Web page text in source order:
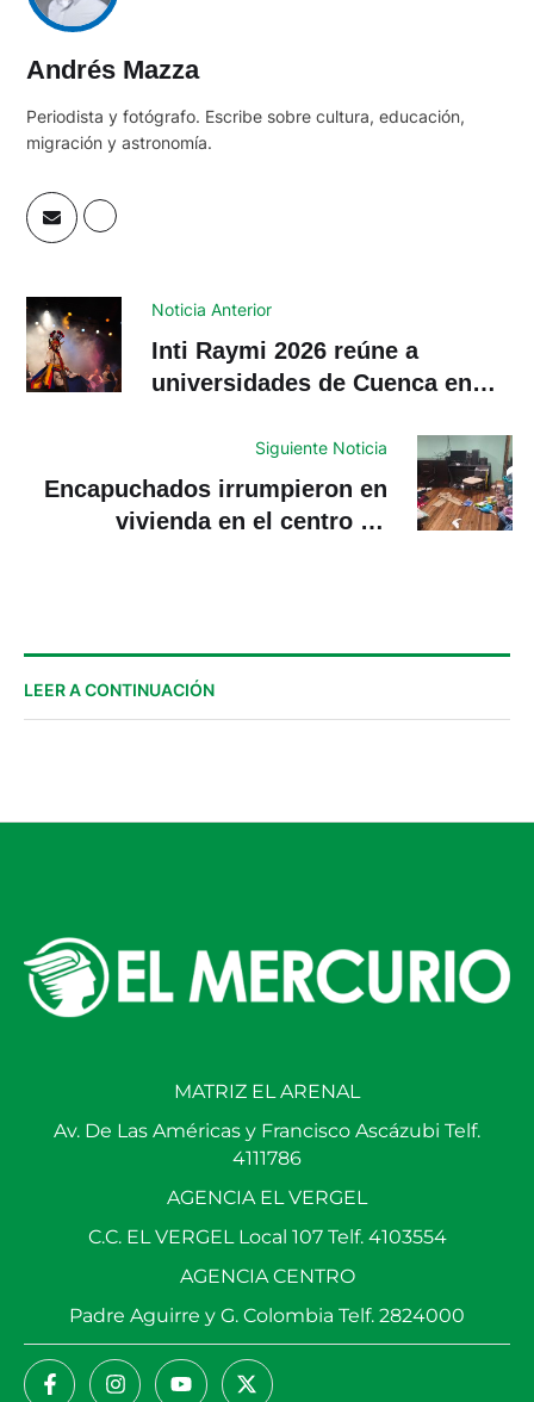
Andrés Mazza
Periodista y fotógrafo. Escribe sobre cultura, educación,
migración y astronomía.
Noticia Anterior
Inti Raymi 2026 reúne a
universidades de Cuenca en
Siguiente Noticia
Encapuchados irrumpieron en
vivienda en el centro de
LEER A CONTINUACIÓN
MATRIZ EL ARENAL
Av. De Las Américas y Francisco Ascázubi Telf.
4111786
AGENCIA EL VERGEL
C.C. EL VERGEL Local 107 Telf. 4103554
AGENCIA CENTRO
Padre Aguirre y G. Colombia Telf. 2824000